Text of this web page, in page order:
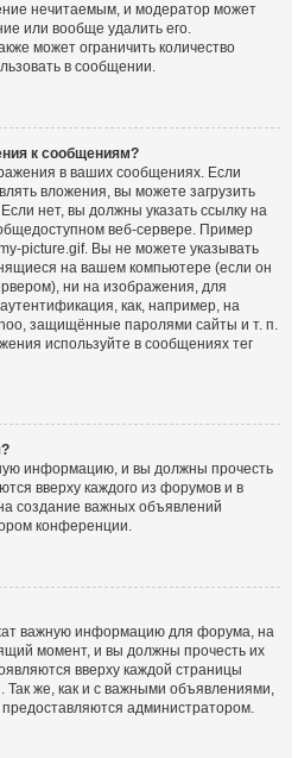
нечитаемым, и модератор может
или вообще удалить его.
может ограничить количество
в сообщении.
к сообщениям?
в ваших сообщениях. Если
вложения, вы можете загрузить
нет, вы должны указать ссылку на
веб-сервере. Пример
picture.gif. Вы не можете указывать
на вашем компьютере (если он
ни на изображения, для
как, например, на
защищённые паролями сайты и т. п.
используйте в сообщениях тег
информацию, и вы должны прочесть
вверху каждого из форумов и в
создание важных объявлений
конференции.
важную информацию для форума, на
момент, и вы должны прочесть их
вверху каждой страницы
же, как и с важными объявлениями,
администратором.